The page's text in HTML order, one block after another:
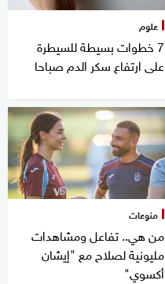
علوم
7 خطوات بسيطة للسيطرة
على ارتفاع سكر الدم صباحا
منوعات
من هي.. تفاعل ومشاهدات
مليونية لصلاح مع "إيشان
أكسوي"